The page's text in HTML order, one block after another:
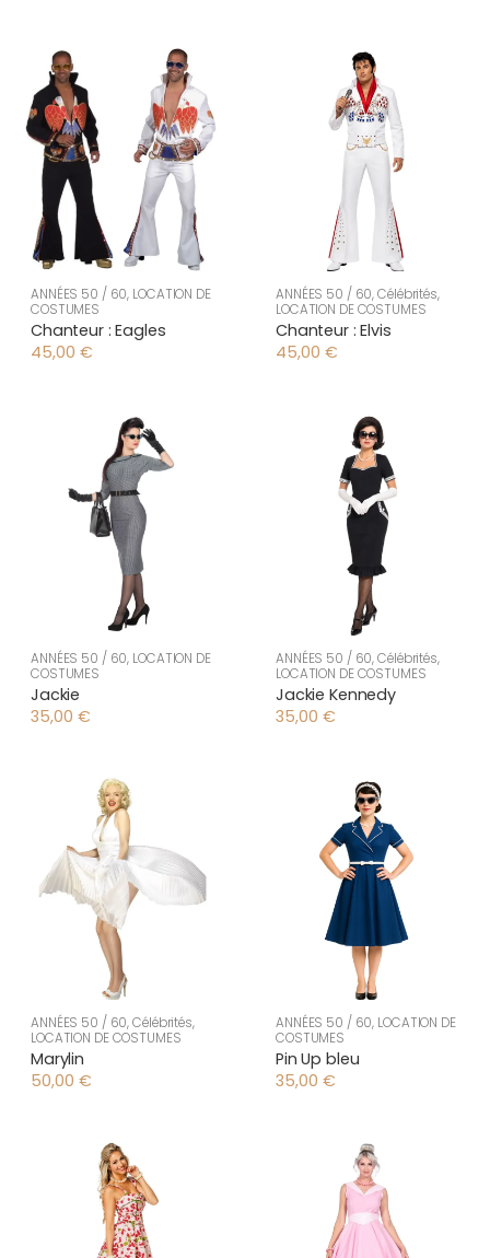
ANNÉES 50 / 60, LOCATION DE
COSTUMES
Chanteur : Eagles
45,00 €
ANNÉES 50 / 60,Célébrités,
LOCATION DE COSTUMES
Chanteur : Elvis
45,00 €
ANNÉES 50 / 60, LOCATION DE
COSTUMES
Jackie
35,00 €
ANNÉES 50 / 60,Célébrités,
LOCATION DE COSTUMES
Jackie Kennedy
35,00 €
ANNÉES 50 / 60,Célébrités,
LOCATION DE COSTUMES
Marylin
50,00 €
ANNÉES 50 / 60, LOCATION DE
COSTUMES
Pin Up bleu
35,00 €